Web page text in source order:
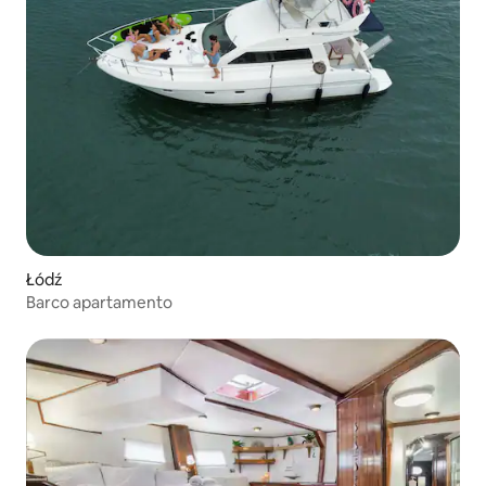
Łódź
Barco apartamento